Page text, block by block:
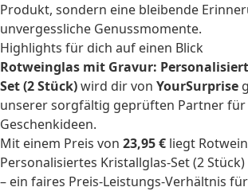
Produkt, sondern eine bleibende
unvergessliche Genussmomente.
Highlights für dich auf einen Blick
Rotweinglas mit Gravur:
Set (2 Stück)wird dir von YourSurprise
unserer sorgfältig geprüften Partner
Geschenkideen.
Mit einem Preis von 23,95 € liegt
Personalisiertes Kristallglas-Set (2 Stück)
– ein faires Preis-Leistungs-Verhältnis